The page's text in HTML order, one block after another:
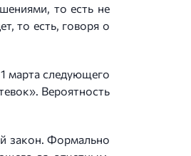
то есть не
то есть, говоря о
марта следующего
Вероятность
закон. Формально